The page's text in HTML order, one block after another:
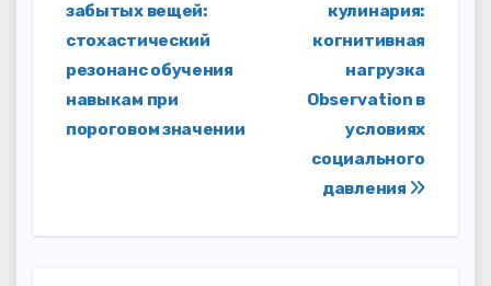
записям
кулинария:
когнитивная
нагрузка
Observation в
условиях
социального
давления
забытых вещей:
стохастический
резонанс обучения
навыкам при
пороговом значении